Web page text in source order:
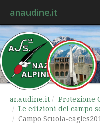
anaudine.it
anaudine.it Protezione
Le edizioni del campo
Campo Scuola-